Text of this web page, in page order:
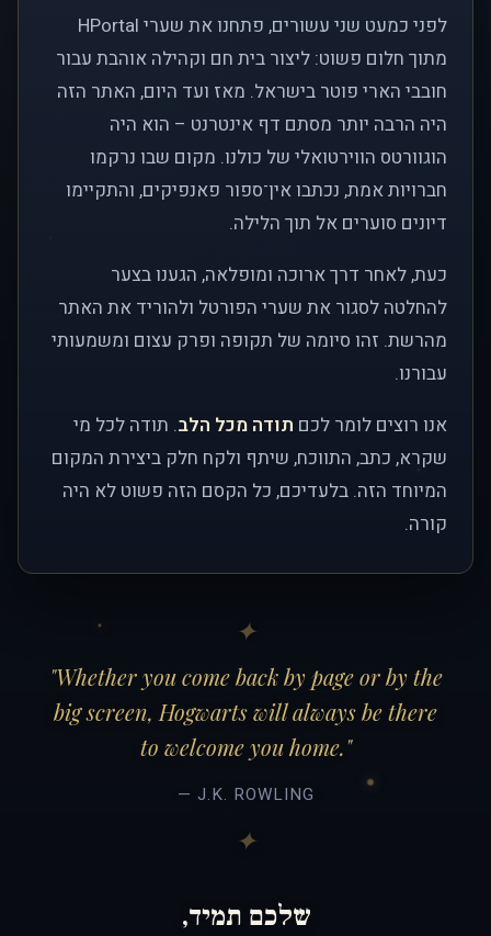
לפני כמעט שני עשורים, פתחנו את שערי HPortal
מתוך חלום פשוט: ליצור בית חם וקהילה אוהבת עבור
חובבי הארי פוטר בישראל. מאז ועד היום, האתר הזה
היה הרבה יותר מסתם דף אינטרנט – הוא היה
הוגוורטס הווירטואלי של כולנו. מקום שבו נרקמו
חברויות אמת, נכתבו אין־ספור פאנפיקים, והתקיימו
דיונים סוערים אל תוך הלילה.
כעת, לאחר דרך ארוכה ומופלאה, הגענו בצער
להחלטה לסגור את שערי הפורטל ולהוריד את האתר
מהרשת. זהו סיומה של תקופה ופרק עצום ומשמעותי
עבורנו.
אנו רוצים לומר לכם תודה מכל הלב. תודה לכל מי
שקרא, כתב, התווכח, שיתף ולקח חלק ביצירת המקום
המיוחד הזה. בלעדיכם, כל הקסם הזה פשוט לא היה
קורה.
"Whether you come back by page or by the
big screen, Hogwarts will always be there
to welcome you home."
— J.K. ROWLING
שלכם תמיד,